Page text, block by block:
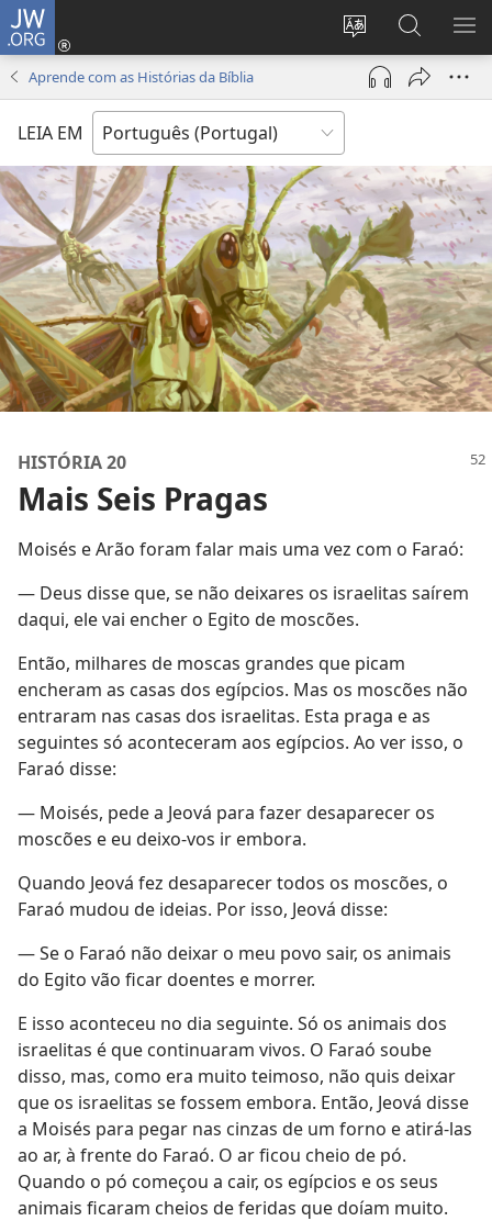
JW.ORG
Alterar
língua
Entrar
(abre
janela)
Pesquisar
no
Site
Aprende com as Histórias da Bíblia
LEIA EM
HISTÓRIA 20
Mais Seis Pragas
Moisés e Arão foram falar mais uma vez com o Faraó:
— Deus disse que, se não deixares os israelitas saírem
daqui, ele vai encher o Egito de moscões.
Então, milhares de moscas grandes que picam
encheram as casas dos egípcios. Mas os moscões não
entraram nas casas dos israelitas. Esta praga e as
seguintes só aconteceram aos egípcios. Ao ver isso, o
Faraó disse:
— Moisés, pede a Jeová para fazer desaparecer os
moscões e eu deixo-vos ir embora.
Quando Jeová fez desaparecer todos os moscões, o
Faraó mudou de ideias. Por isso, Jeová disse:
— Se o Faraó não deixar o meu povo sair, os animais
do Egito vão ficar doentes e morrer.
E isso aconteceu no dia seguinte. Só os animais dos
israelitas é que continuaram vivos. O Faraó soube
disso, mas, como era muito teimoso, não quis deixar
que os israelitas se fossem embora. Então, Jeová disse
a Moisés para pegar nas cinzas de um forno e atirá-las
ao ar, à frente do Faraó. O ar ficou cheio de pó.
Quando o pó começou a cair, os egípcios e os seus
animais ficaram cheios de feridas que doíam muito.